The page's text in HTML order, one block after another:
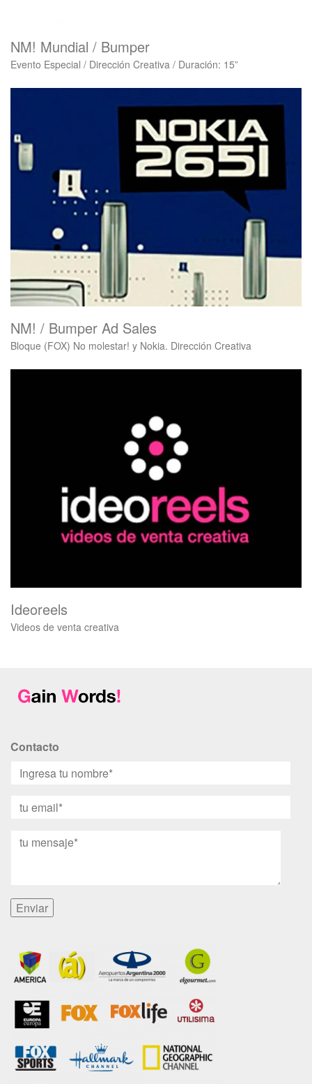
NM! Mundial / Bumper
Evento Especial / Dirección Creativa / Duración: 15”
NM! / Bumper Ad Sales
Bloque (FOX) No molestar! y Nokia. Dirección Creativa
Ideoreels
Videos de venta creativa
Contacto